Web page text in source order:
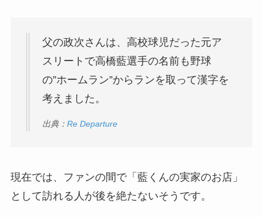
父の政次さんは、高校球児だった元ア
スリートで高橋藍選手の名前も野球
の”ホームラン”からランを取って漢字を
考えました。
出典： Re Departure
現在では、ファンの間で「藍くんの実家のお店」
として訪れる人が後を絶たないそうです。